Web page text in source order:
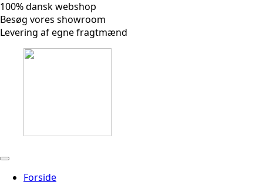
100% dansk webshop
Besøg vores showroom
Levering af egne fragtmænd
Forside